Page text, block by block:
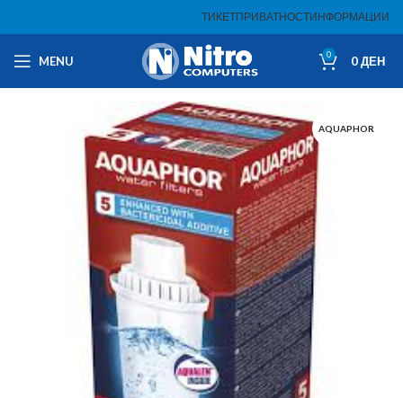
ТИКЕТПРИВАТНОСТИНФОРМАЦИИ
MENU 0 0ДЕН
AQUAPHOR